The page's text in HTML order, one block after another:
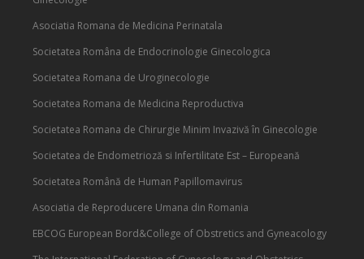
Asociatia Romana de Medicina Perinatala
Societatea Româna de Endocrinologie Ginecologica
Societatea Romana de Uroginecologie
Societatea Romana de Medicina Reproductiva
Societatea Romana de Chirurgie Minim Invazivă în Ginecologie
Societatea de Endometrioză si Infertilitate Est – Europeană
Societatea Română de Human Papillomavirus
Asociatia de Reproducere Umana din Romania
EBCOG European Bord&College of Obstretics and Gyneacology